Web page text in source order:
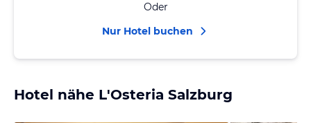
Oder
Nur Hotel buchen
Hotel nähe L'Osteria Salzburg